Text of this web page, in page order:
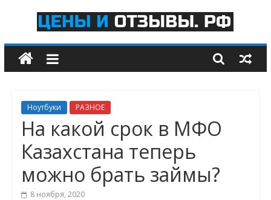
content
Цены
и
отзывы.рф
Рейтинги
Самых
Лучших
Товаров
Услуг
Ноутбуки РАЗНОЕ
На какой срок в МФО
Казахстана теперь
можно брать займы?
8 ноября, 2020